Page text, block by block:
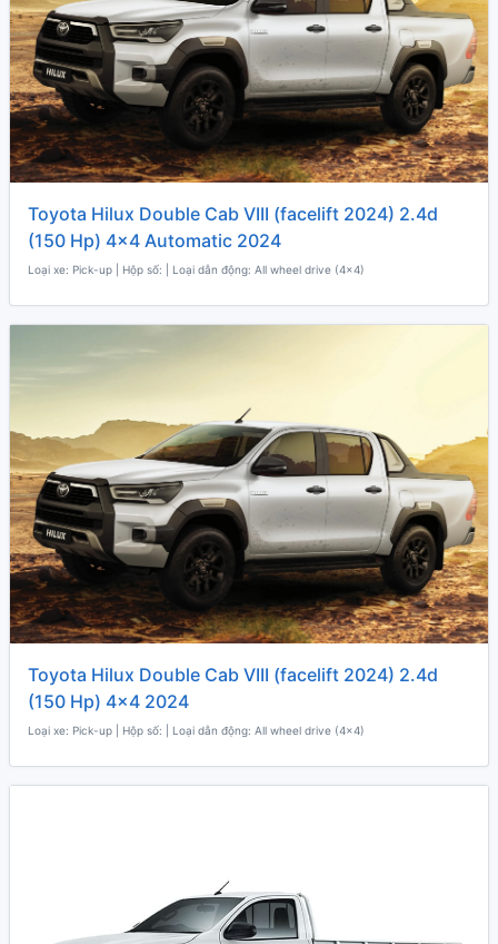
Toyota Hilux Double Cab VIII (facelift 2024) 2.4d
(150 Hp) 4x4 Automatic 2024
Loại xe: Pick-up | Hộp số: | Loại dẫn động: All wheel drive (4x4)
Toyota Hilux Double Cab VIII (facelift 2024) 2.4d
(150 Hp) 4x4 2024
Loại xe: Pick-up | Hộp số: | Loại dẫn động: All wheel drive (4x4)